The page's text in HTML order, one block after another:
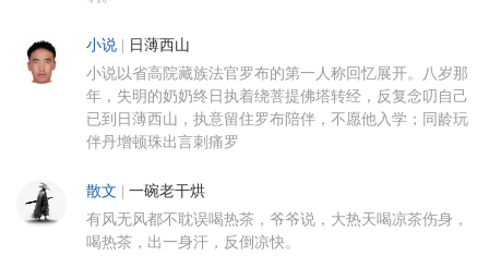
小说 日薄西山
小说以省高院藏族法官罗布的第一人称回忆展开。八岁那
年，失明的奶奶终日执着绕菩提佛塔转经，反复念叨自己
已到日薄西山，执意留住罗布陪伴，不愿他入学；同龄玩
伴丹增顿珠出言刺痛罗
散文 一碗老干烘
有风无风都不耽误喝热茶，爷爷说，大热天喝凉茶伤身，
喝热茶，出一身汗，反倒凉快。